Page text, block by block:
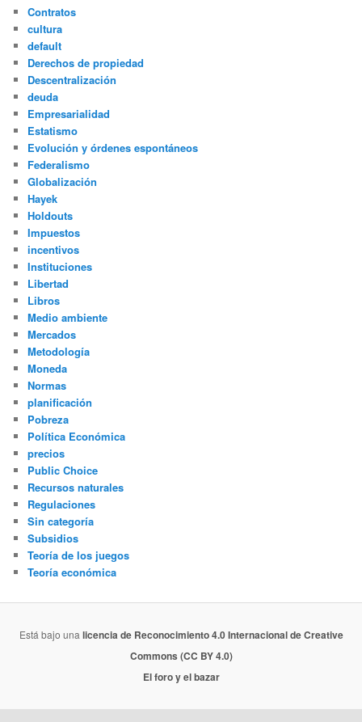
Contratos
cultura
default
Derechos de propiedad
Descentralización
deuda
Empresarialidad
Estatismo
Evolución y órdenes espontáneos
Federalismo
Globalización
Hayek
Holdouts
Impuestos
incentivos
Instituciones
Libertad
Libros
Medio ambiente
Mercados
Metodología
Moneda
Normas
planificación
Pobreza
Política Económica
precios
Public Choice
Recursos naturales
Regulaciones
Sin categoría
Subsidios
Teoría de los juegos
Teoría económica
Está bajo una licencia de Reconocimiento 4.0 Internacional de Creative
Commons (CC BY 4.0)
El foro y el bazar